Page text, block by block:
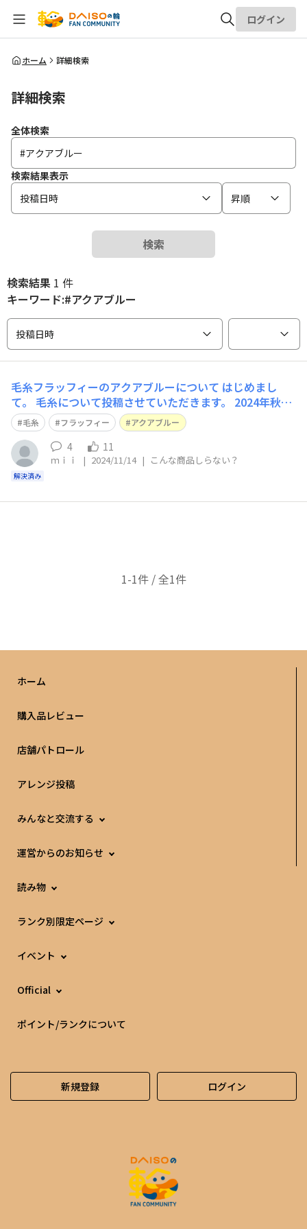
全体検索
ログイン
ホーム 詳細検索
詳細検索
全体検索
検索結果表示
投稿日時
昇順
検索
検索結果 1 件
キーワード:#アクアブルー
投稿日時
毛糸フラッフィーのアクアブルーについて はじめまし
て。 毛糸について投稿させていただきます。 2024年秋冬
毛糸としてフラッフィーのアクアブルーがでているとネッ
ト検索をし、ダイソーに行ってきました。 しかし、店舗
にはなかったのでダイソーさんのアプリで在庫検索をおこ
なったのですが、フラッフィーのアクアブルー自体が出て
きませんでした。 こちら
毛糸 フラッフィー アクアブルー
解決済み
4 11
ｍｉｉ | 2024/11/14 | こんな商品しらない？
1-1件 / 全1件
ホーム
購入品レビュー
店舗パトロール
アレンジ投稿
みんなと交流する
運営からのお知らせ
読み物
ランク別限定ページ
イベント
Official
ポイント/ランクについて
新規登録 ログイン